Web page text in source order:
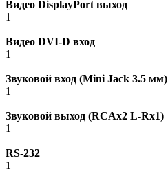
Видео DisplayPort выход
1
Видео DVI-D вход
1
Звуковой вход (Mini Jack 3.5 мм)
1
Звуковой выход (RCAx2 L-Rx1)
1
RS-232
1